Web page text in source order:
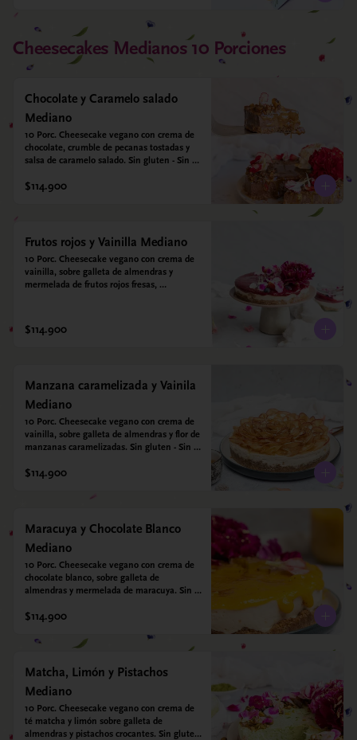
Cheesecakes Medianos 10 Porciones
Chocolate y Caramelo salado
Mediano
10 Porc. Cheesecake vegano con crema de
chocolate, crumble de pecanas tostadas y
salsa de caramelo salado. Sin gluten - Sin
$114.900
Frutos rojos y Vainilla Mediano
10 Porc. Cheesecake vegano con crema de
vainilla, sobre galleta de almendras y
mermelada de frutos rojos fresas,
$114.900
Manzana caramelizada y Vainila
Mediano
10 Porc. Cheesecake vegano con crema de
vainilla, sobre galleta de almendras y flor de
manzanas caramelizadas. Sin gluten - Sin
$114.900
Maracuya y Chocolate Blanco
Mediano
10 Porc. Cheesecake vegano con crema de
chocolate blanco, sobre galleta de
almendras y mermelada de maracuya. Sin
$114.900
Matcha, Limón y Pistachos
Mediano
10 Porc. Cheesecake vegano con crema de
té matcha y limón sobre galleta de
almendras y pistachos crocantes. Sin gluten